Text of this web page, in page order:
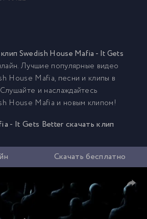
клип Swedish House Mafia - It Gets
Лучшие популярные видео
House Mafia, песни и клипы в
и наслаждайтесь
House Mafia и новым клипом!
- It Gets Better скачать клип
Скачать бесплатно